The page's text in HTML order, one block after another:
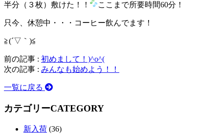
半分（３枚）敷けた！！ ここまで所要時間60分！
只今、休憩中・・・コーヒー飲んでます！
≧(´▽｀)≦
前の記事 : 初めまして！)^o^(
次の記事 : みんなも始めよう！！
一覧に戻る
カテゴリーCATEGORY
新入荷 (36)